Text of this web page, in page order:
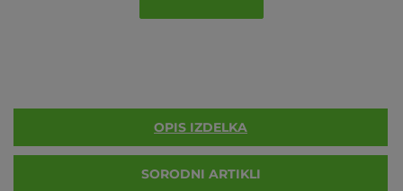
OPIS IZDELKA
SORODNI ARTIKLI